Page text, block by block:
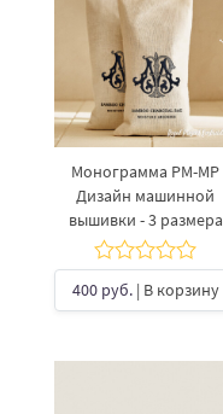
Монограмма PM-MP
Дизайн машинной
вышивки - 3 размера
400 руб.| В корзину